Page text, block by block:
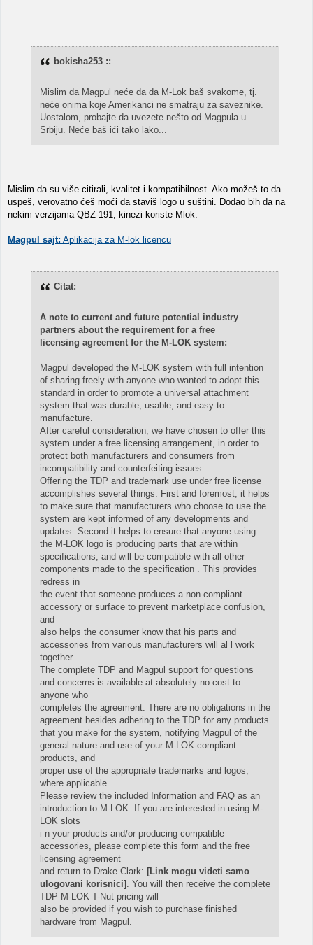
bokisha253 ::
Mislim da Magpul neće da da M-Lok baš svakome, tj.
neće onima koje Amerikanci ne smatraju za saveznike.
Uostalom, probajte da uvezete nešto od Magpula u
Srbiju. Neće baš ići tako lako...
Mislim da su više citirali, kvalitet i kompatibilnost. Ako možeš to da
uspeš, verovatno ćeš moći da staviš logo u suštini. Dodao bih da na
nekim verzijama QBZ-191, kinezi koriste Mlok.
Magpul sajt: Aplikacija za M-lok licencu
Citat:
A note to current and future potential industry
partners about the requirement for a free
licensing agreement for the M-LOK system:
Magpul developed the M-LOK system with full intention
of sharing freely with anyone who wanted to adopt this
standard in order to promote a universal attachment
system that was durable, usable, and easy to
manufacture.
After careful consideration, we have chosen to offer this
system under a free licensing arrangement, in order to
protect both manufacturers and consumers from
incompatibility and counterfeiting issues.
Offering the TDP and trademark use under free license
accomplishes several things. First and foremost, it helps
to make sure that manufacturers who choose to use the
system are kept informed of any developments and
updates. Second it helps to ensure that anyone using
the M-LOK logo is producing parts that are within
specifications, and will be compatible with all other
components made to the specification . This provides
redress in
the event that someone produces a non-compliant
accessory or surface to prevent marketplace confusion,
and
also helps the consumer know that his parts and
accessories from various manufacturers will al l work
together.
The complete TDP and Magpul support for questions
and concerns is available at absolutely no cost to
anyone who
completes the agreement. There are no obligations in the
agreement besides adhering to the TDP for any products
that you make for the system, notifying Magpul of the
general nature and use of your M-LOK-compliant
products, and
proper use of the appropriate trademarks and logos,
where applicable .
Please review the included Information and FAQ as an
introduction to M-LOK. If you are interested in using M-
LOK slots
i n your products and/or producing compatible
accessories, please complete this form and the free
licensing agreement
and return to Drake Clark: [Link mogu videti samo
ulogovani korisnici] . You will then receive the complete
TDP M-LOK T-Nut pricing will
also be provided if you wish to purchase finished
hardware from Magpul.